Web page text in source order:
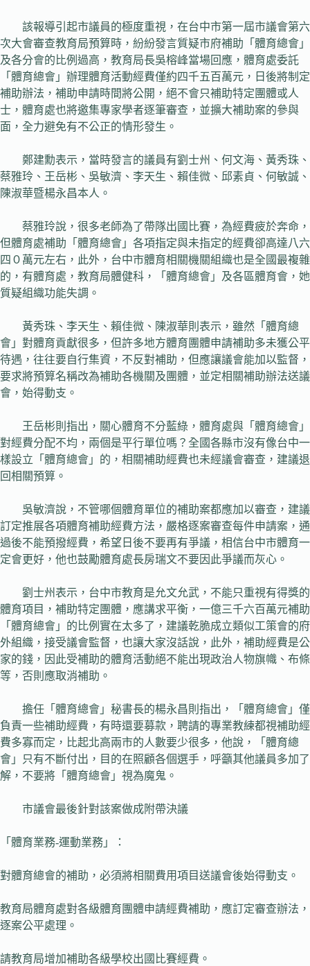
該報導引起市議員的極度重視，在台中市第一屆市議會第六
次大會審查教育局預算時，紛紛發言質疑市府補助「體育總會」
及各分會的比例過高，教育局長吳榕峰當場回應，體育處委託
「體育總會」辦理體育活動經費僅約四千五百萬元，日後將制定
補助辦法，補助申請時間將公開，絕不會只補助特定團體或人
士，體育處也將邀集專家學者逐筆審查，並擴大補助案的參與
面，全力避免有不公正的情形發生。
鄭建勳表示，當時發言的議員有劉士州、何文海、黃秀珠、
蔡雅玲、王岳彬、吳敏濟、李天生、賴佳微、邱素貞、何敏誠、
陳淑華暨楊永昌本人。
蔡雅玲說，很多老師為了帶隊出國比賽，為經費疲於奔命，
但體育處補助「體育總會」各項指定與未指定的經費卻高達八六
四０萬元左右，此外，台中市體育相關機關組織也是全國最複雜
的，有體育處，教育局體健科，「體育總會」及各區體育會，她
質疑組織功能失調。
黃秀珠、李天生、賴佳微、陳淑華則表示，雖然「體育總
會」對體育貢獻很多，但許多地方體育團體申請補助多未獲公平
待遇，往往要自行集資，不反對補助，但應讓議會能加以監督，
要求將預算名稱改為補助各機關及團體，並定相關補助辦法送議
會，始得動支。
王岳彬則指出，關心體育不分藍綠，體育處與「體育總會」
對經費分配不均，兩個是平行單位嗎？全國各縣市沒有像台中一
樣設立「體育總會」的，相關補助經費也未經議會審查，建議退
回相關預算。
吳敏濟說，不管哪個體育單位的補助案都應加以審查，建議
訂定推展各項體育補助經費方法，嚴格逐案審查每件申請案，通
過後不能預撥經費，希望日後不要再有爭議，相信台中市體育一
定會更好，他也鼓勵體育處長房瑞文不要因此爭議而灰心。
劉士州表示，台中市教育是允文允武，不能只重視有得獎的
體育項目，補助特定團體，應講求平衡，一億三千六百萬元補助
「體育總會」的比例實在太多了，建議乾脆成立類似工策會的府
外組織，接受議會監督，也讓大家沒話說，此外，補助經費是公
家的錢，因此受補助的體育活動絕不能出現政治人物旗幟、布條
等，否則應取消補助。
擔任「體育總會」秘書長的楊永昌則指出，「體育總會」僅
負責一些補助經費，有時還要募款，聘請的專業教練都視補助經
費多寡而定，比起北高兩市的人數要少很多，他說，「體育總
會」只有不斷付出，目的在照顧各個選手，呼籲其他議員多加了
解，不要將「體育總會」視為魔鬼。
市議會最後針對該案做成附帶決議
「體育業務-運動業務」：
對體育總會的補助，必須將相關費用項目送議會後始得動支。
教育局體育處對各級體育團體申請經費補助，應訂定審查辦法，
逐案公平處理。
請教育局增加補助各級學校出國比賽經費。